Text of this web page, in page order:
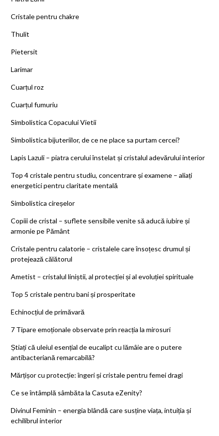
Cristale pentru chakre
Thulit
Pietersit
Larimar
Cuarțul roz
Cuarțul fumuriu
Simbolistica Copacului Vietii
Simbolistica bijuteriilor, de ce ne place sa purtam cercei?
Lapis Lazuli – piatra cerului înstelat și cristalul adevărului interior
Top 4 cristale pentru studiu, concentrare și examene – aliați
energetici pentru claritate mentală
Simbolistica cireșelor
Copiii de cristal – suflete sensibile venite să aducă iubire și
armonie pe Pământ
Cristale pentru calatorie – cristalele care însoțesc drumul și
protejează călătorul
Ametist – cristalul liniștii, al protecției și al evoluției spirituale
Top 5 cristale pentru bani și prosperitate
Echinocțiul de primăvară
7 Tipare emoționale observate prin reacția la mirosuri
Știați că uleiul esențial de eucalipt cu lămâie are o putere
antibacteriană remarcabilă?
Mărțișor cu protecție: îngeri și cristale pentru femei dragi
Ce se întâmplă sâmbăta la Casuta eZenity?
Divinul Feminin – energia blândă care susține viața, intuiția și
echilibrul interior